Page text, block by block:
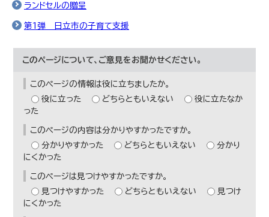
ランドセルの贈呈
第1弾 日立市の子育て支援
このページについて、ご意見をお聞かせください。
このページの情報は役に立ちましたか。
役に立った
どちらともいえない
役に立たなか
った
このページの内容は分かりやすかったですか。
分かりやすかった
どちらともいえない
分かり
にくかった
このページは見つけやすかったですか。
見つけやすかった
どちらともいえない
見つけ
にくかった